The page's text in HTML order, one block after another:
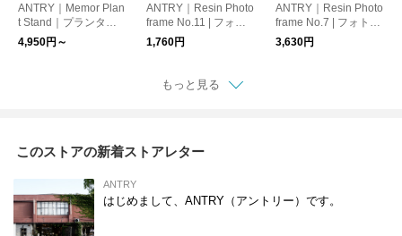
ANTRY｜Memor Plan
t Stand｜プランター
スタンド｜鉢カバース
タンド
4,950円～
ANTRY｜Resin Photo
frame No.11 | フォト
フレーム
1,760円
ANTRY｜Resin Photo
frame No.7 | フォトフ
レーム
3,630円
もっと見る
このストアの新着ストアレター
ANTRY
はじめまして、ANTRY（アントリー）です。